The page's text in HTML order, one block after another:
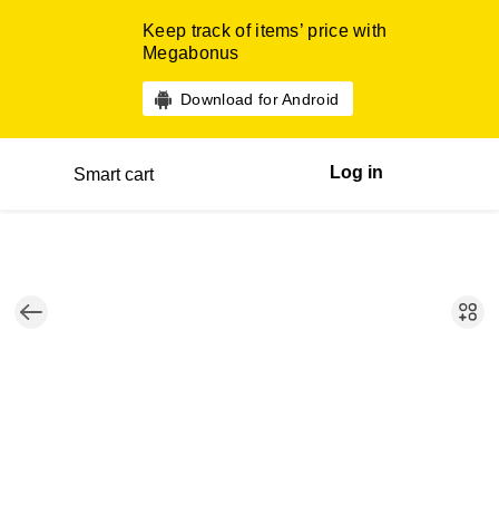
Keep track of items’ price with
Megabonus
Download for Android
Smart cart Log in